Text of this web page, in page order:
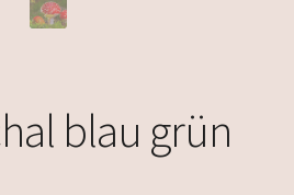
blau grün